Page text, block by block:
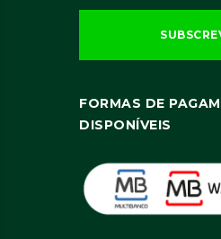
FORMAS DE
DISPONÍVEIS